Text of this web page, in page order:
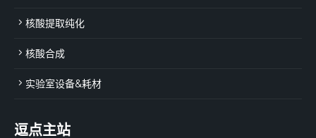
核酸提取纯化
核酸合成
实验室设备&耗材
逗点主站